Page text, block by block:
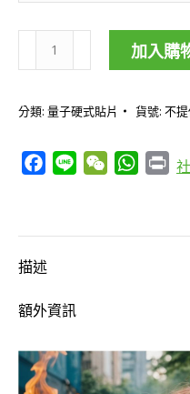
滋
卡-
理
旺/
用
常
熬
加入購
分類: 量子硬式貼片 貨號: 不
Facebook
Line WeChat
描述
額外資訊